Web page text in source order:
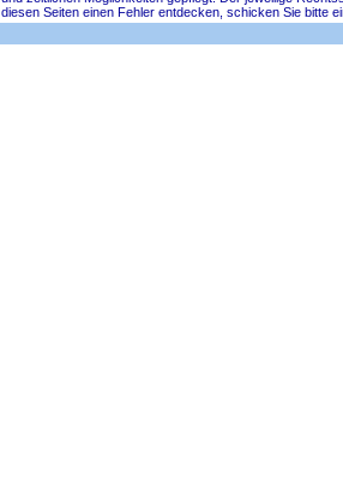
diesen Seiten einen Fehler entdecken, schicken Sie bitte